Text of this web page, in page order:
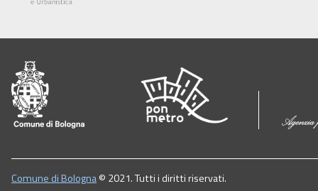
Comune di Bologna© 2021. Tutti i diritti riservati.